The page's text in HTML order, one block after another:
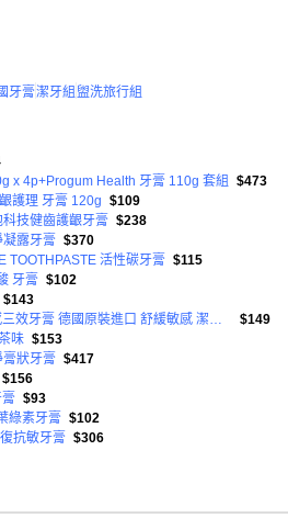
牙膏潔牙組 盥洗旅行組
x 4p+Progum Health 牙膏 110g 套組
$473
護理 牙膏 120g $109
技健齒護齦牙膏 $238
露牙膏 $370
TOOTHPASTE 活性碳牙膏 $115
牙膏 $102
$143
德恩奈 Day and Night 抗敏感三效牙膏 德國原裝進口 舒緩敏感 潔淨亮澤 鞏固齒質
$149
味 $153
狀牙膏 $417
$156
膏 $93
綠素牙膏 $102
抗敏牙膏 $306